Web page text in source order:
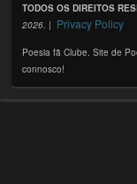
TODOS OS DIREITOS
2026 . | Privacy Policy
Poesia fã Clube. Site de
connosco!